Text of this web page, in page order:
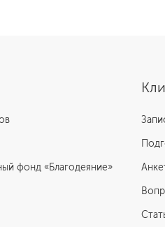
фонд «Благодеяние»